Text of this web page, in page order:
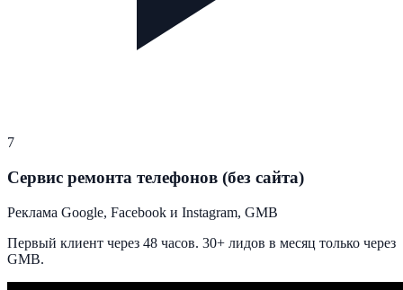
7
Сервис ремонта телефонов (без сайта)
Реклама Google, Facebook и Instagram, GMB
Первый клиент через 48 часов. 30+ лидов в месяц только через
GMB.